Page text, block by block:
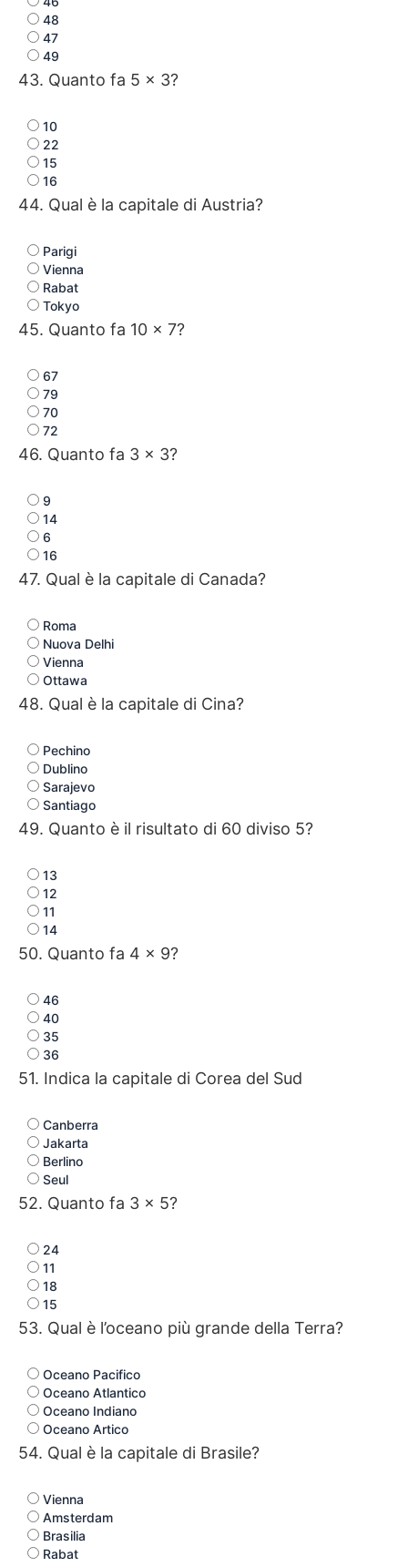
48
47
49
43. Quanto fa 5 × 3?
10
22
15
16
44. Qual è la capitale di Austria?
Parigi
Vienna
Rabat
Tokyo
45. Quanto fa 10 × 7?
67
79
70
72
46. Quanto fa 3 × 3?
9
14
6
16
47. Qual è la capitale di Canada?
Roma
Nuova Delhi
Vienna
Ottawa
48. Qual è la capitale di Cina?
Pechino
Dublino
Sarajevo
Santiago
49. Quanto è il risultato di 60 diviso 5?
13
12
11
14
50. Quanto fa 4 × 9?
46
40
35
36
51. Indica la capitale di Corea del Sud
Canberra
Jakarta
Berlino
Seul
52. Quanto fa 3 × 5?
24
11
18
15
53. Qual è l’oceano più grande della Terra?
Oceano Pacifico
Oceano Atlantico
Oceano Indiano
Oceano Artico
54. Qual è la capitale di Brasile?
Vienna
Amsterdam
Brasilia
Rabat